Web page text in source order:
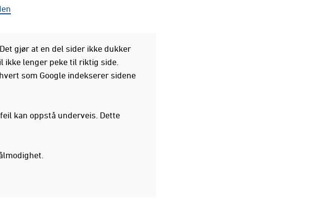
gjør at en del sider ikke dukker
ikke lenger peke til riktig side.
som Google indekserer sidene
kan oppstå underveis. Dette